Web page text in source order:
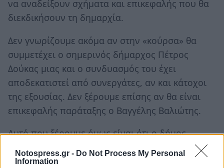
Notospress.gr - Do Not Process My Personal
Information
να αναδείξουν σχήματα και επικεφαλής που θα
διεκδικήσουν τη δημαρχία.
Δεν γνωρίζουμε ακόμα αν στην «κούρσα» θα
συμμετέχει ο σημερινός δήμαρχος Πέτρος
Δούκας μιας και ο συνδυασμός του έχει
αποδεκατιστεί από συνεργάτες, αν και κάτοχοι
της εξουσίας. Δεν ξέρουμε επίσης αν θα είναι
επικεφαλής παράταξης ο Βαγγέλης Βαλιώτης.
Αυτό που ξέρουμε όμως είναι ότι ο δήμος
Σπάρτης δεν έχει άλλα περιθώρια και αντοχές.
Βρίσκεται αντιμέτωπος με επερχόμενη παρακμή